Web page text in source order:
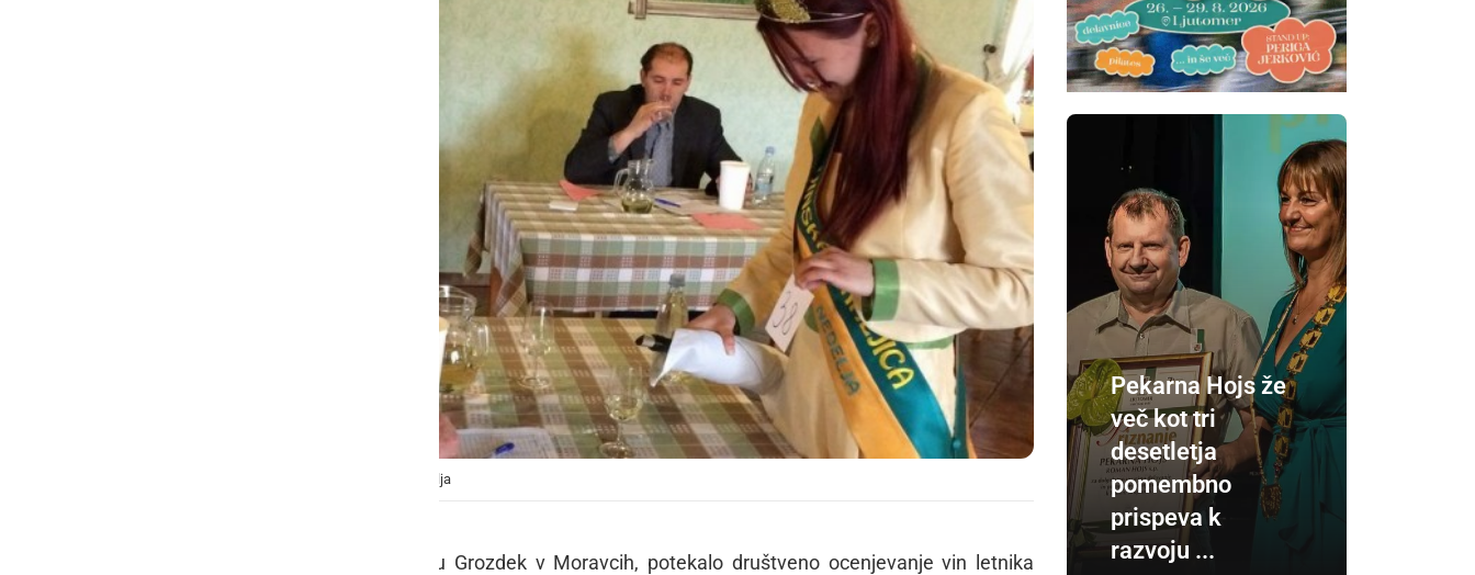
Ocenjevanje vin Društva vinogradnikov Mala Nedelja
V četrtek, 26. marca, je v Gostišču Grozdek v Moravcih, potekalo društveno ocenjevanje vin letnika
Pekarna Hojs že
več kot tri
desetletja
pomembno
prispeva k
razvoju ...